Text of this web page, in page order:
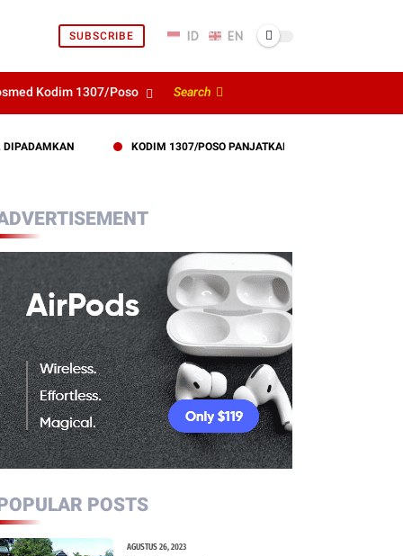
SUBSCRIBE
Kodim 1307/Poso Search
KODIM 1307/POSO PANJATKAN DOA BERSAMA DEMI
POSTS
AGUSTUS 26, 2023